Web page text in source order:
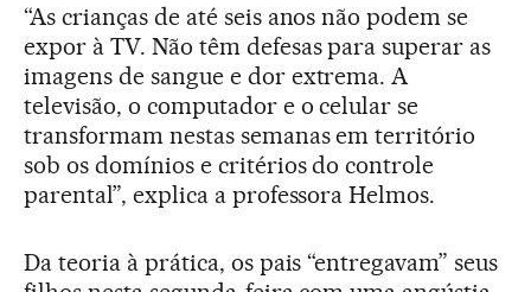
“As crianças de até seis anos não podem se
expor à TV. Não têm defesas para superar as
imagens de sangue e dor extrema. A
televisão, o computador e o celular se
transformam nestas semanas em território
sob os domínios e critérios do controle
parental”, explica a professora Helmos.
Da teoria à prática, os pais “entregavam” seus